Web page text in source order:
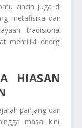
cincin juga di
metafisika dan
tradisional
memiliki energi
HIASAN
panjang dan
masa kini.